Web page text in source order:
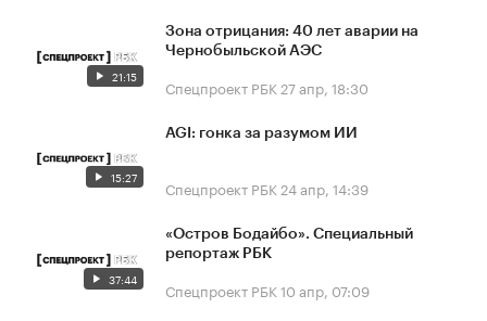
21:15
Зона отрицания: 40 лет аварии на
Чернобыльской АЭС
Спецпроект РБК 27 апр, 18:30
15:27
AGI: гонка за разумом ИИ
Спецпроект РБК 24 апр, 14:39
37:44
«Остров Бодайбо». Специальный
репортаж РБК
Спецпроект РБК10 апр, 07:09